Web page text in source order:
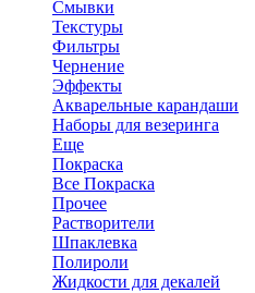
Смывки
Текстуры
Фильтры
Чернение
Эффекты
Акварельные карандаши
Наборы для везеринга
Еще
Покраска
Все Покраска
Прочее
Растворители
Шпаклевка
Полироли
Жидкости для декалей